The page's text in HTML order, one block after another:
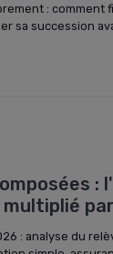
: comment
sa succession
:
: analyse du